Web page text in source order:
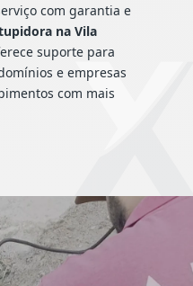
com garantia e
na Vila
suporte para
e empresas
com mais